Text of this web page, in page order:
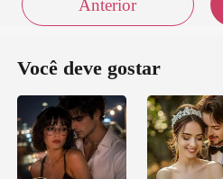
Anterior
Você deve gostar